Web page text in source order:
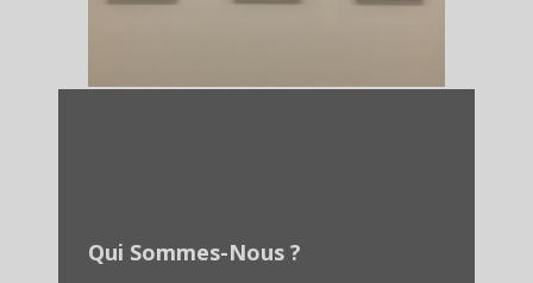
Qui Sommes-Nous ?